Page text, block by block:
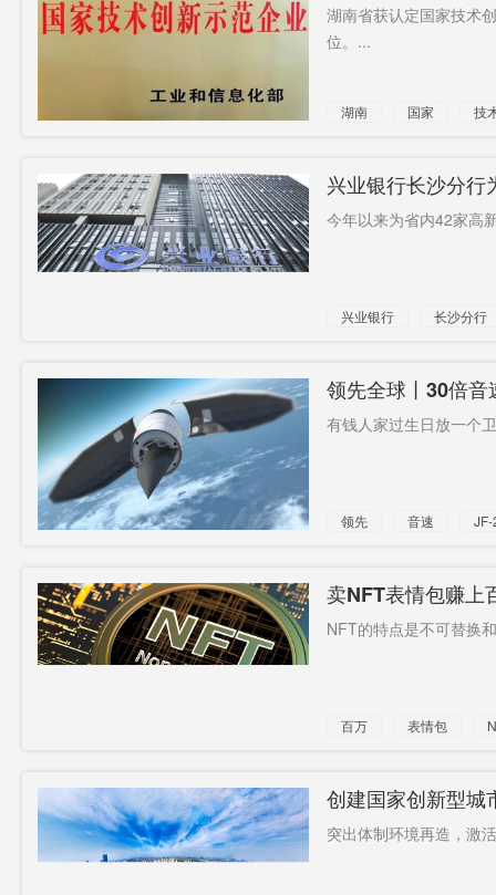
湖南省获认定国家技术
位。...
湖南 国家 技
兴业银行长沙分行
今年以来为省内42家高
兴业银行 长沙分行
领先全球丨30倍
有钱人家过生日放一个
领先 音速
卖NFT表情包赚上
NFT的特点是不可替换
百万 表情包
创建国家创新型城
突出体制环境再造，激